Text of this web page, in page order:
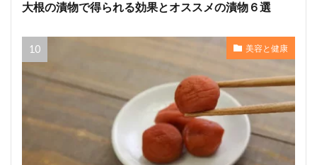
大根の漬物で得られる効果とオススメの漬物６選
美容と健康